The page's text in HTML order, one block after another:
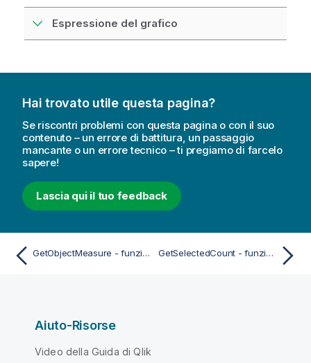
Espressione del grafico
Hai trovato utile questa pagina?
Se riscontri problemi con questa pagina o con il suo
contenuto – un errore di battitura, un passaggio
mancante o un errore tecnico – ti pregiamo di farcelo
sapere!
Lascia qui il tuo feedback
GetObjectMeasure - funzione per grafici GetSelectedCount - funzione per grafici
Aiuto-Risorse
Video della Guida di Qlik